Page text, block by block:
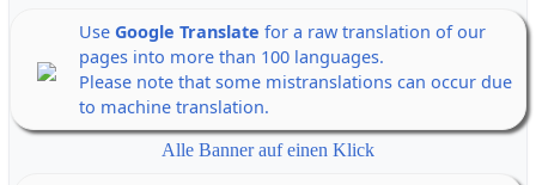
Use Google Translate for a raw translation of our
pages into more than 100 languages.
Please note that some mistranslations can occur due
to machine translation.
Alle Banner auf einen Klick